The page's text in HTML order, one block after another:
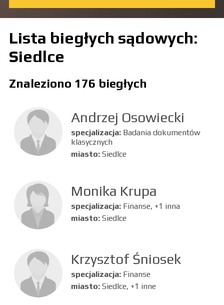
Lista biegłych sądowych:
Siedlce
Znaleziono 176 biegłych
Andrzej Osowiecki
specjalizacja: Badania dokumentów
klasycznych
miasto: Siedlce
Monika Krupa
specjalizacja: Finanse, +1 inna
miasto: Siedlce
Krzysztof Śniosek
specjalizacja: Finanse
miasto: Siedlce, +1 inne